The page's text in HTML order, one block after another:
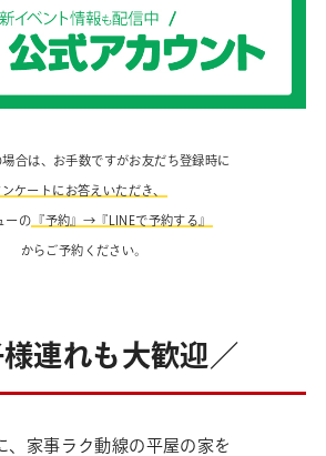
合は、お手数ですがお友だち登録時に
ンケートにお答えいただき、
ーの 『予約』→『LINEで予約する』
からご予約ください。
連れも大歓迎／
、家事ラク動線の平屋の家を